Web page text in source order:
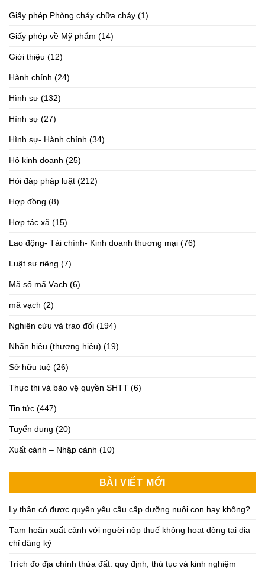
Giấy phép Phòng cháy chữa cháy (1)
Giấy phép về Mỹ phẩm (14)
Giới thiệu (12)
Hành chính (24)
Hình sự (132)
Hình sự (27)
Hình sự- Hành chính (34)
Hộ kinh doanh (25)
Hỏi đáp pháp luật (212)
Hợp đồng (8)
Hợp tác xã (15)
Lao động- Tài chính- Kinh doanh thương mại (76)
Luật sư riêng (7)
Mã số mã Vạch (6)
mã vạch (2)
Nghiên cứu và trao đổi (194)
Nhãn hiệu (thương hiệu) (19)
Sở hữu tuệ (26)
Thực thi và bảo vệ quyền SHTT (6)
Tin tức (447)
Tuyển dụng (20)
Xuất cảnh – Nhập cảnh (10)
BÀI VIẾT MỚI
Ly thân có được quyền yêu cầu cấp dưỡng nuôi con hay không?
Tạm hoãn xuất cảnh với người nộp thuế không hoạt động tại địa
chỉ đăng ký
Trích đo địa chính thửa đất: quy định, thủ tục và kinh nghiệm